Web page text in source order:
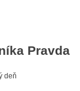
Pravda
deň